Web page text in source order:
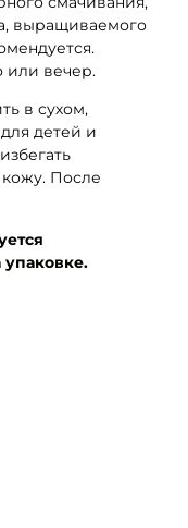
выращиваемого
или вечер.
в сухом,
детей и
кожу. После
упаковке.